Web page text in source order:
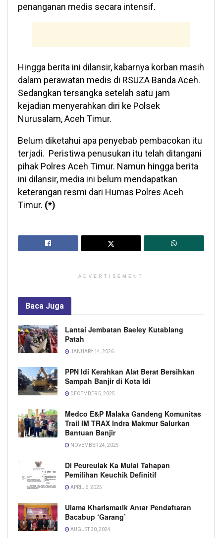
penanganan medis secara intensif.
Hingga berita ini dilansir, kabarnya korban masih
dalam perawatan medis di RSUZA Banda Aceh.
Sedangkan tersangka setelah satu jam
kejadian menyerahkan diri ke Polsek
Nurusalam, Aceh Timur.
Belum diketahui apa penyebab pembacokan itu
terjadi. Peristiwa penusukan itu telah ditangani
pihak Polres Aceh Timur. Namun hingga berita
ini dilansir, media ini belum mendapatkan
keterangan resmi dari Humas Polres Aceh
Timur. (*)
ADVERTISEMENT
Baca Juga
Lantai Jembatan Baeley Kutablang
Patah
JANUARY 14, 2026
PPN Idi Kerahkan Alat Berat Bersihkan
Sampah Banjir di Kota Idi
DECEMBER 5, 2025
Medco E&P Malaka Gandeng Komunitas
Trail IM TRAX Indra Makmur Salurkan
Bantuan Banjir
NOVEMBER 24, 2025
Di Peureulak Ka Mulai Tahapan
Pemilihan Keuchik Definitif
APRIL 6, 2025
Ulama Kharismatik Antar Pendaftaran
Bacabup ‘Garang’
AUGUST 30, 2024